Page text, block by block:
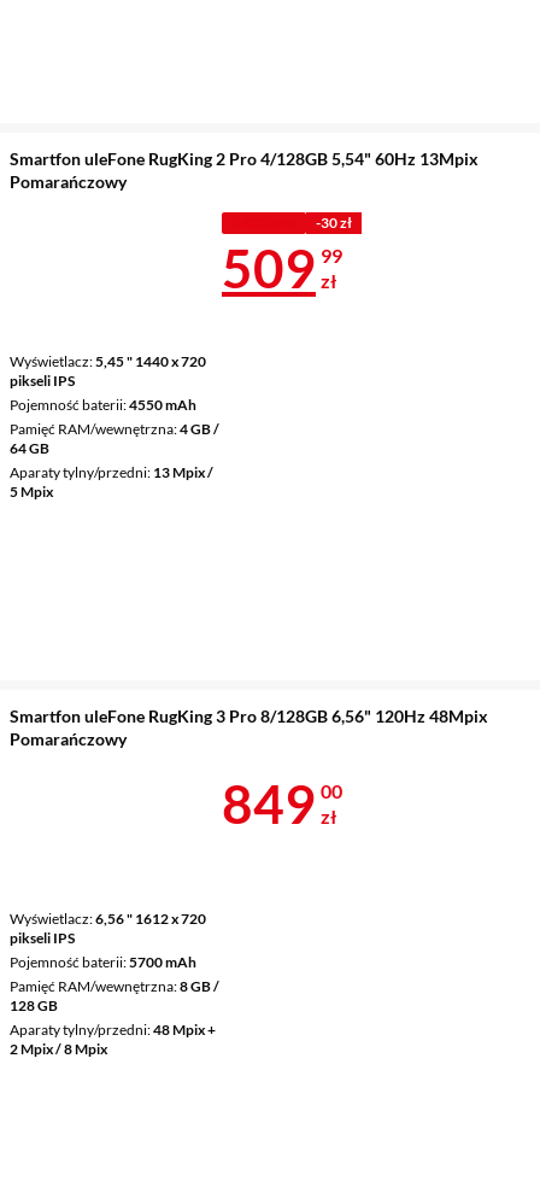
Smartfon uleFone RugKing 2 Pro 4/128GB 5,54" 60Hz 13Mpix
Pomarańczowy
Wyświetlacz 5,45 " 1440 x 720
pikseli IPS
Pojemność baterii 4550 mAh
Pamięć RAM/wewnętrzna 4 GB /
64 GB
Aparaty tylny/przedni 13 Mpix /
5 Mpix
-30 zł
Cena 509,99
509 99
zł
Smartfon uleFone RugKing 3 Pro 8/128GB 6,56" 120Hz 48Mpix
Pomarańczowy
Wyświetlacz 6,56 " 1612 x 720
pikseli IPS
Pojemność baterii 5700 mAh
Pamięć RAM/wewnętrzna 8 GB /
128 GB
Aparaty tylny/przedni 48 Mpix +
2 Mpix / 8 Mpix
Cena 849 zł
849 00
zł